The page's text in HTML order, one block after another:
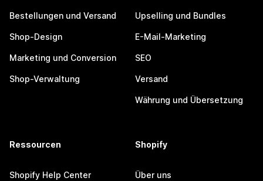
Bestellungen und Versand
Shop-Design
Marketing und Conversion
Shop-Verwaltung
Upselling und Bundles
E-Mail-Marketing
SEO
Versand
Währung und Übersetzung
Ressourcen
Shopify Help Center
Shopify
Über uns